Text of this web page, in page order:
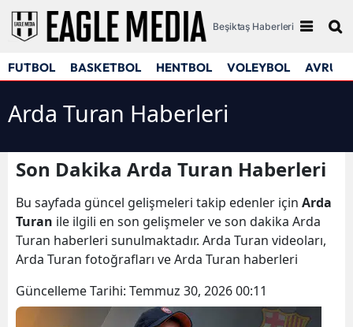
Beşiktaş Haberleri
FUTBOL BASKETBOL HENTBOL VOLEYBOL
Arda Turan Haberleri
Son Dakika Arda Turan Haberleri
Bu sayfada güncel gelişmeleri takip edenler için Arda
Turan ile ilgili en son gelişmeler ve son dakika Arda
Turan haberleri sunulmaktadır. Arda Turan videoları,
Arda Turan fotoğrafları ve Arda Turan haberleri
Güncelleme Tarihi: Temmuz 30, 2026 00:11